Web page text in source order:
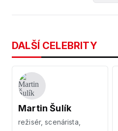
DALŠÍ CELEBRITY
Martin Šulík
režisér, scenárista,